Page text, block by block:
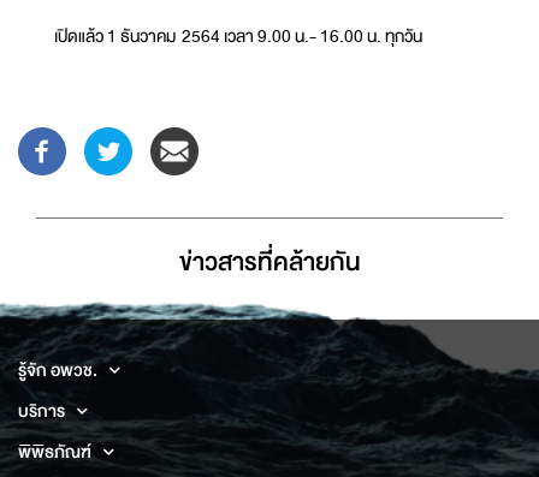
เปิดแล้ว 1 ธันวาคม 2564 เวลา 9.00 น.- 16.00 น. ทุกวัน
ข่าวสารที่่คล้ายกัน
รู้จัก อพวช.
บริการ
พิพิธภัณฑ์